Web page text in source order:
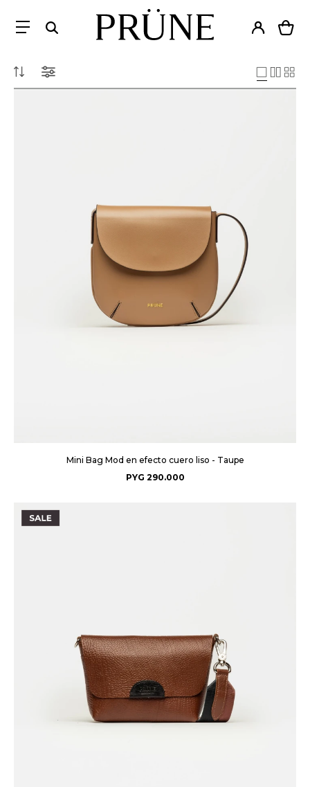
Mini Bag Mod en efecto cuero liso - Taupe
PYG 290.000